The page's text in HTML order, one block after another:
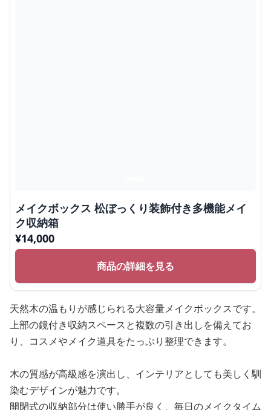
メイクボックス 松ぼっくり装飾付き多機能メイ
ク収納箱
¥14,000
商品の詳細を見る
天然木の温もりが感じられる大容量メイクボックスです。
上部の鏡付き収納スペースと複数の引き出しを備えてお
り、コスメやメイク道具をたっぷり整理できます。
木の質感が高級感を演出し、インテリアとしても美しく馴
染むデザインが魅力です。
開閉式の収納部分は使い勝手が良く、毎日のメイクタイム